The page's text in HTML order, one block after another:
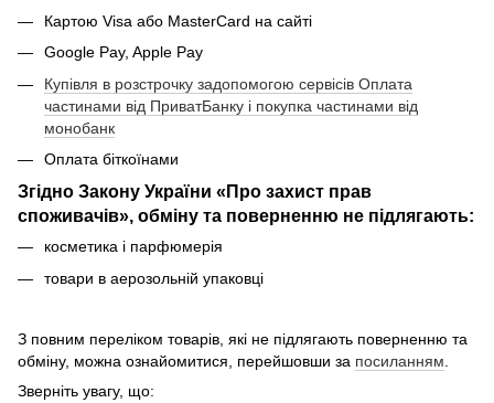
Картою Visa або MasterCard на сайті
Google Pay, Apple Pay
Купівля в розстрочку задопомогою сервісів Оплата
частинами від ПриватБанку і покупка частинами від
монобанк
Оплата біткоїнами
Згідно Закону України «Про захист прав
споживачів», обміну та поверненню не підлягають:
косметика і парфюмерія
товари в аерозольній упаковці
З повним переліком товарів, які не підлягають поверненню та
обміну, можна ознайомитися, перейшовши за посиланням.
Зверніть увагу, що: